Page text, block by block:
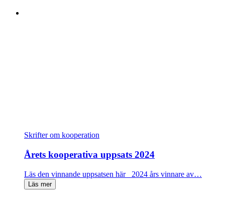
Skrifter om kooperation
Årets kooperativa uppsats 2024
Läs den vinnande uppsatsen här 2024 års vinnare av…
Läs mer